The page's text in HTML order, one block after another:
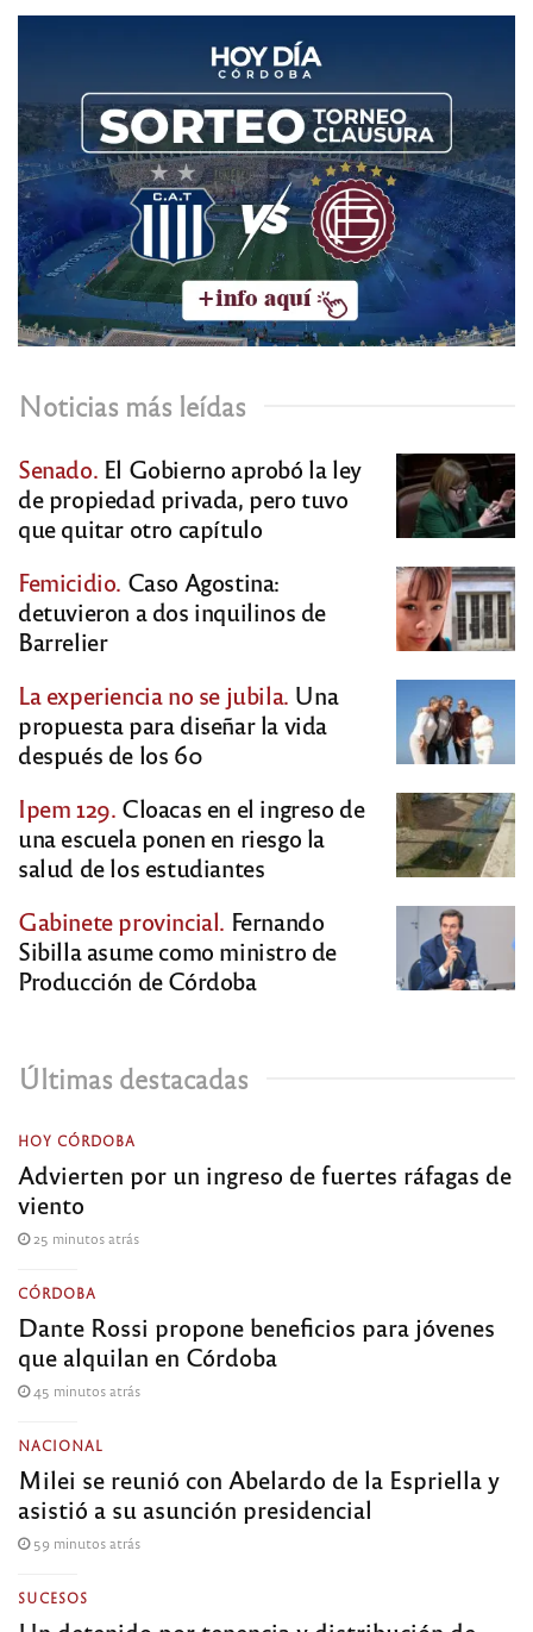
Noticias más leídas
Senado. El Gobierno aprobó la ley
de propiedad privada, pero tuvo
que quitar otro capítulo
Femicidio. Caso Agostina:
detuvieron a dos inquilinos de
Barrelier
La experiencia no se jubila. Una
propuesta para diseñar la vida
después de los 60
Ipem 129. Cloacas en el ingreso de
una escuela ponen en riesgo la
salud de los estudiantes
Gabinete provincial. Fernando
Sibilla asume como ministro de
Producción de Córdoba
Últimas destacadas
HOY CÓRDOBA
Advierten por un ingreso de fuertes ráfagas de
viento
25 minutos atrás
CÓRDOBA
Dante Rossi propone beneficios para jóvenes
que alquilan en Córdoba
45 minutos atrás
NACIONAL
Milei se reunió con Abelardo de la Espriella y
asistió a su asunción presidencial
59 minutos atrás
SUCESOS